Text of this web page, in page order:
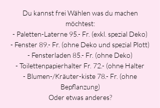
Du kannst frei Wählen was du machen
möchtest:
- Paletten-Laterne 95.- Fr. (exkl. spezial Deko)
- Fenster 89.- Fr. (ohne Deko und spezial Plott)
- Fensterladen 85.- Fr. (ohne Deko)
- Toilettenpapierhalter Fr. 72.- (ohne Halter
- Blumen-/Kräuter-kiste 78.- Fr. (ohne
Bepflanzung)
Oder etwas anderes?